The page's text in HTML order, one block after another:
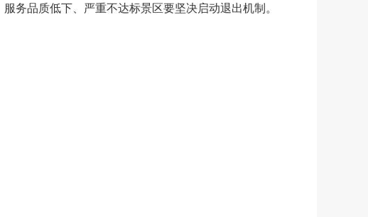
务品质低下、严重不达标景区要坚决启动退出机制。